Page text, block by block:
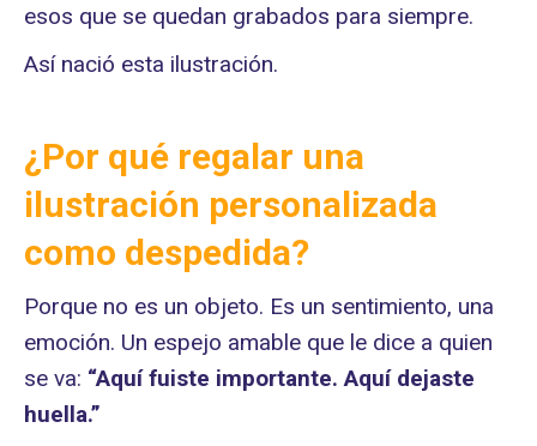
esos que se quedan grabados para siempre.
Así nació esta ilustración.
¿Por qué regalar una
ilustración personalizada
como despedida?
Porque no es un objeto. Es un sentimiento, una
emoción. Un espejo amable que le dice a quien
se va: “Aquí fuiste importante. Aquí dejaste
huella.”